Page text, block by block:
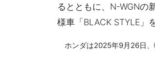
るとともに、N-WGNの
様車「BLACK STYLE」
ホンダは2025年9月26日、